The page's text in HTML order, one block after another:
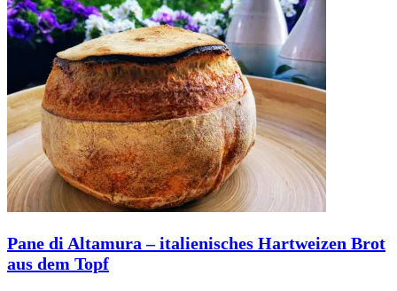
Pane di Altamura – italienisches Hartweizen Brot
aus dem Topf